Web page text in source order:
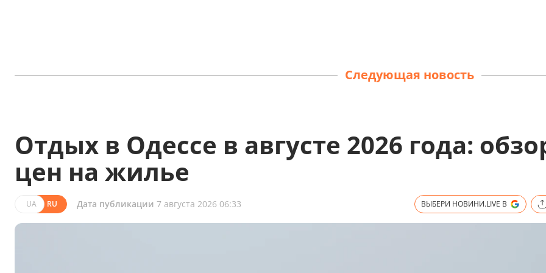
Следующая новость
Отдых в Одессе в августе 2026 года:
цен на жилье
UA RU Дата публикации 7 августа 2026 06:33 ВЫБЕРИ НОВИНИ.LIVE В